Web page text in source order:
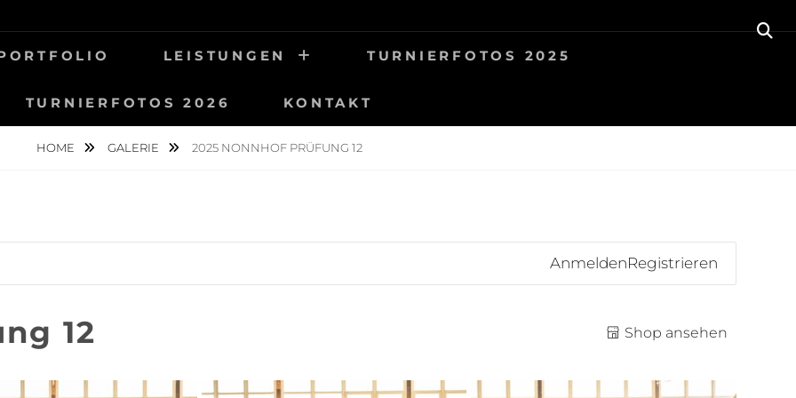
LEISTUNGEN TURNIERFOTOS 2025
TURNIERFOTOS 2026 KONTAKT
HOME GALERIE 2025 NONNHOF PRÜFUNG 12
AnmeldenRegistrieren
12 Shop ansehen